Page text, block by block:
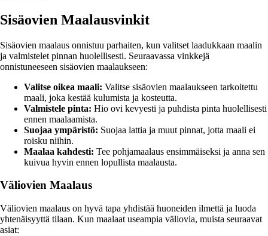
Sisäovien Maalausvinkit
Sisäovien maalaus onnistuu parhaiten, kun valitset laadukkaan maalin
ja valmistelet pinnan huolellisesti. Seuraavassa vinkkejä
onnistuneeseen sisäovien maalaukseen:
Valitse oikea maali: Valitse sisäovien maalaukseen tarkoitettu
maali, joka kestää kulumista ja kosteutta.
Valmistele pinta: Hio ovi kevyesti ja puhdista pinta huolellisesti
ennen maalaamista.
Suojaa ympäristö: Suojaa lattia ja muut pinnat, jotta maali ei
roisku niihin.
Maalaa kahdesti: Tee pohjamaalaus ensimmäiseksi ja anna sen
kuivua hyvin ennen lopullista maalausta.
Väliovien Maalaus
Väliovien maalaus on hyvä tapa yhdistää huoneiden ilmettä ja luoda
yhtenäisyyttä tilaan. Kun maalaat useampia väliovia, muista seuraavat
asiat: